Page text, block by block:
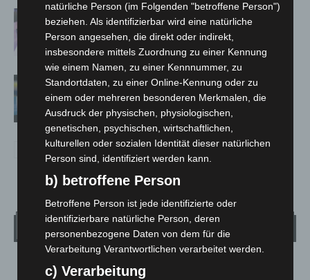
Polizei Langenhagen testet Aufnahme
von Anzeigen per Videochat
Vermisste Seniorin aus Godshorn tot
aufgefunden
Wetter
LANGENHAGEN
natürliche Person (im Folgenden "betroffene Person")
beziehen. Als identifizierbar wird eine natürliche
Person angesehen, die direkt oder indirekt,
insbesondere mittels Zuordnung zu einer Kennung
wie einem Namen, zu einer Kennnummer, zu
Standortdaten, zu einer Online-Kennung oder zu
einem oder mehreren besonderen Merkmalen, die
Ausdruck der physischen, physiologischen,
genetischen, psychischen, wirtschaftlichen,
kulturellen oder sozialen Identität dieser natürlichen
Person sind, identifiziert werden kann.
b) betroffene Person
Betroffene Person ist jede identifizierte oder
identifizierbare natürliche Person, deren
personenbezogene Daten von dem für die
Verarbeitung Verantwortlichen verarbeitet werden.
c) Verarbeitung